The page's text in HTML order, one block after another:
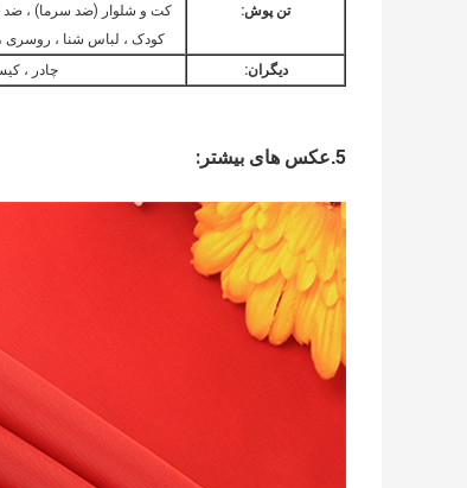
تن پوش:
کت و شلوار (ضد سرما) ، ضد
کودک ، لباس شنا ، روسری
دیگران:
چادر ،
5
.عکس های بیشتر :